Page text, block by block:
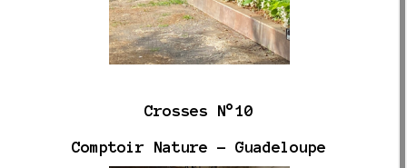
Crosses N°10
Comptoir Nature - Guadeloupe